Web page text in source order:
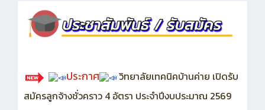
ประกาศ
วิทยาลัยเทคนิคบ้านค่าย เปิดรับ
สมัครลูกจ้างชั่วคราว 4 อัตรา ประจำปีงบประมาณ 2569